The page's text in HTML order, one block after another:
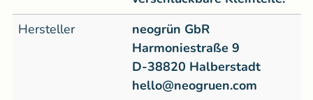
Hersteller
neogrün GbR
Harmoniestraße 9
D-38820 Halberstadt
hello@neogruen.com